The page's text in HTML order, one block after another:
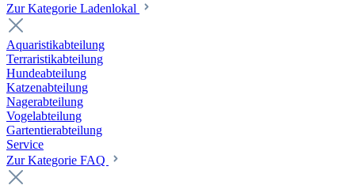
Zur Kategorie Ladenlokal
Aquaristikabteilung
Terraristikabteilung
Hundeabteilung
Katzenabteilung
Nagerabteilung
Vogelabteilung
Gartentierabteilung
Service
Zur Kategorie FAQ